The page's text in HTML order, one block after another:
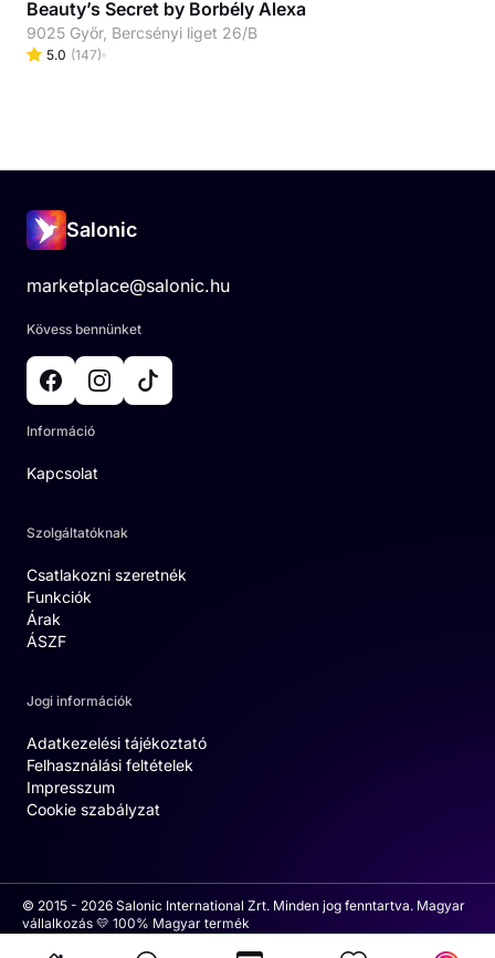
Beauty’s Secret by Borbély Alexa
9025 Győr, Bercsényi liget 26/B
5.0 (147)
Salonic
marketplace@salonic.hu
Kövess bennünket
Információ
Kapcsolat
Szolgáltatóknak
Csatlakozni szeretnék
Funkciók
Árak
ÁSZF
Jogi információk
Adatkezelési tájékoztató
Felhasználási feltételek
Impresszum
Cookie szabályzat
© 2015 - 2026 Salonic International Zrt. Minden jog fenntartva. Magyar
vállalkozás 💛 100% Magyar termék